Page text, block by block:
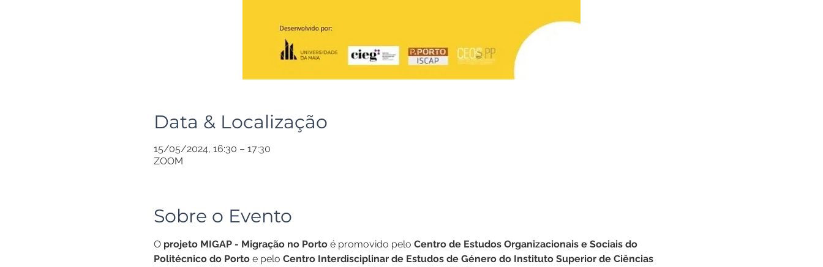
Data & Localização
15/05/2024, 16:30 – 17:30
ZOOM
Sobre o Evento
O projeto MIGAP - Migração no Porto é promovido pelo Centro de Estudos Organizacionais e Sociais do
Politécnico do Porto e pelo Centro Interdisciplinar de Estudos de Género do Instituto Superior de Ciências